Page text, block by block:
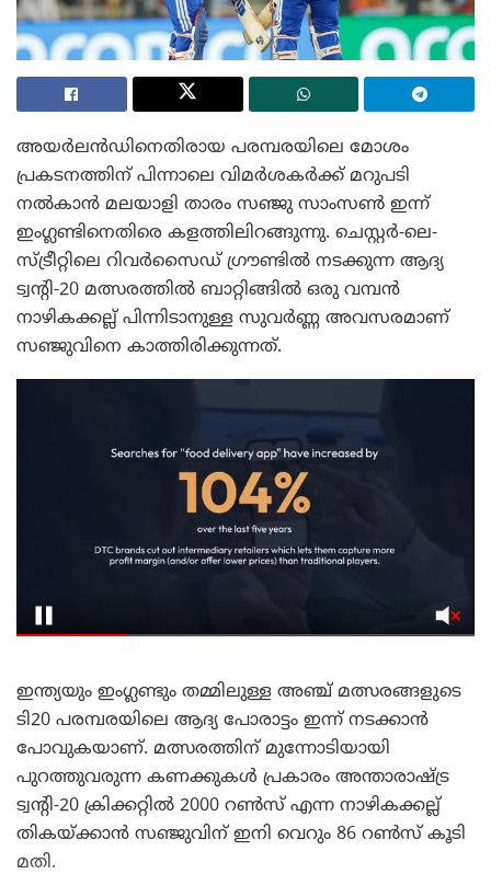
അയർലൻഡിനെതിരായ പരമ്പരയിലെ മോശം
പ്രകടനത്തിന് പിന്നാലെ വിമർശകർക്ക് മറുപടി
നൽകാൻ മലയാളി താരം സഞ്ജു സാംസൺ ഇന്ന്
ഇംഗ്ലണ്ടിനെതിരെ കളത്തിലിറങ്ങുന്നു. ചെസ്റ്റർ-ലെ-
സ്ട്രീറ്റിലെ റിവർസൈഡ് ഗ്രൗണ്ടിൽ നടക്കുന്ന ആദ്യ
ട്വന്റി-20 മത്സരത്തിൽ ബാറ്റിങ്ങിൽ ഒരു വമ്പൻ
നാഴികക്കല്ല് പിന്നിടാനുള്ള സുവർണ്ണ അവസരമാണ്
സഞ്ജുവിനെ കാത്തിരിക്കുന്നത്.
ഇന്ത്യയും ഇംഗ്ലണ്ടും തമ്മിലുള്ള അഞ്ച് മത്സരങ്ങളുടെ
ടി20 പരമ്പരയിലെ ആദ്യ പോരാട്ടം ഇന്ന് നടക്കാൻ
പോവുകയാണ്. മത്സരത്തിന് മുന്നോടിയായി
പുറത്തുവരുന്ന കണക്കുകൾ പ്രകാരം അന്താരാഷ്ട്ര
ട്വന്റി-20 ക്രിക്കറ്റിൽ 2000 റൺസ് എന്ന നാഴികക്കല്ല്
തികയ്ക്കാൻ സഞ്ജുവിന് ഇനി വെറും 86 റൺസ് കൂടി
മതി.